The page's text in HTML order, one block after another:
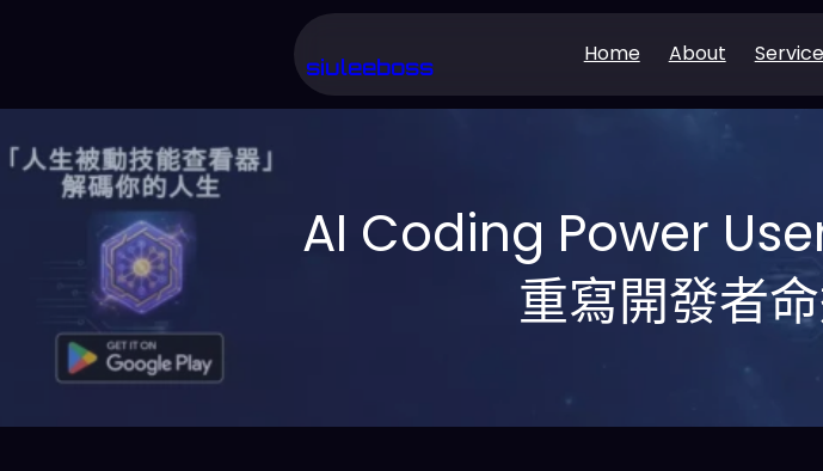
主
要
siuleeboss Home About
AI Coding Power
重寫開發者